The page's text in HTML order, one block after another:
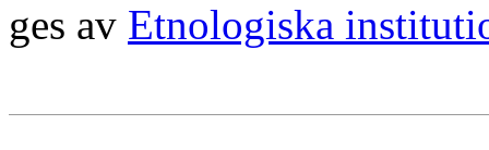
ges av Etnologiska